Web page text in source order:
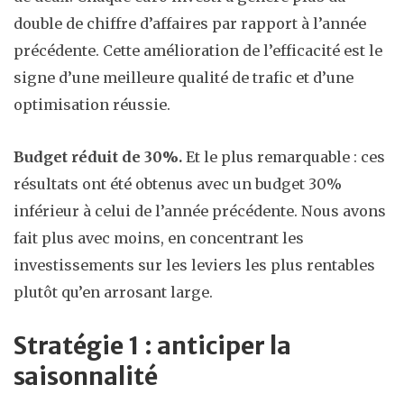
double de chiffre d’affaires par rapport à l’année
précédente. Cette amélioration de l’efficacité est le
signe d’une meilleure qualité de trafic et d’une
optimisation réussie.
Budget réduit de 30%. Et le plus remarquable : ces
résultats ont été obtenus avec un budget 30%
inférieur à celui de l’année précédente. Nous avons
fait plus avec moins, en concentrant les
investissements sur les leviers les plus rentables
plutôt qu’en arrosant large.
Stratégie 1 : anticiper la
saisonnalité